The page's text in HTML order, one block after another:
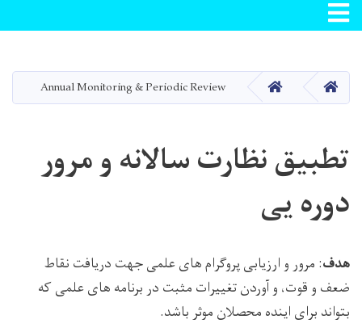
main
content
Toggle navigation
صفحه اصلیصفحه اصلیAnnual Monitoring & Periodic Review
تطبیق نظارت سالانه و مرور
دوره یی
هدف: مرور و ارزیابی پروگرام های علمی جهت دریافت نقاط
ضعف و قوت، و آوردن تغییرات مثبت در برنامه های علمی که
بتواند برای اینده محصلان موثر باشد.